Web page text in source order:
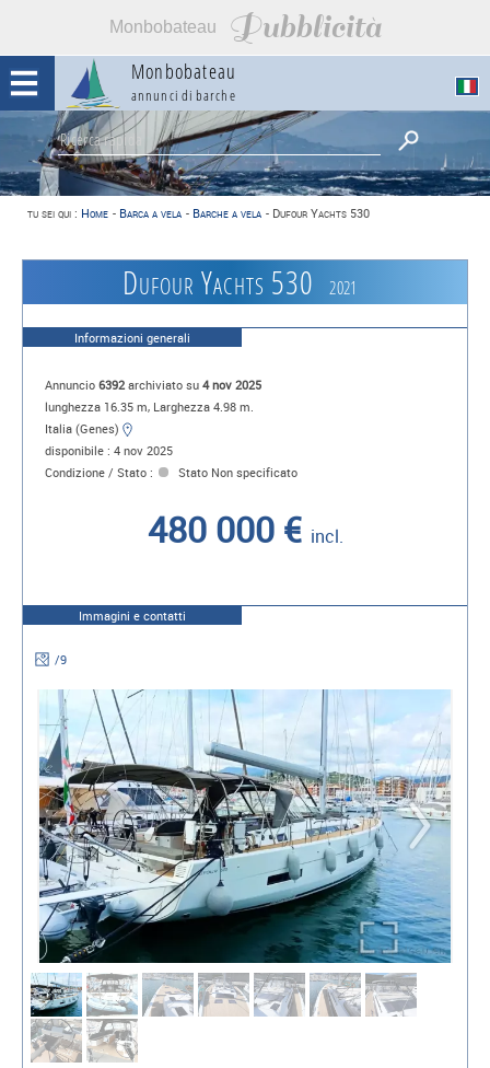
Monbobateau Pubblicità
Monbobateau
annunci di barche
tu sei qui : Home - Barca a vela - Barche a vela - Dufour Yachts 530
Dufour Yachts 530 2021
Informazioni generali
Annuncio 6392archiviato su 4 nov 2025
lunghezza 16.35 m, Larghezza 4.98 m.
Italia (Genes)
disponibile : 4 nov 2025
Condizione / Stato :
Stato Non specificato
480 000 € incl.
Immagini e contatti
/9